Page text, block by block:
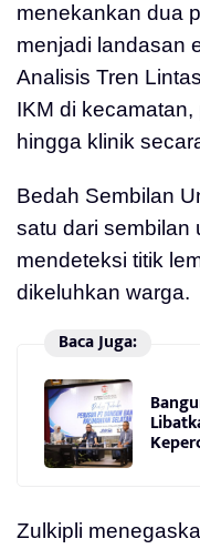
menekankan dua
menjadi landasan
Analisis Tren
IKM di
hingga klinik
Bedah Sembilan
satu dari sembilan
mendeteksi titik
dikeluhkan warga.
Baca Juga:
Zulkipli